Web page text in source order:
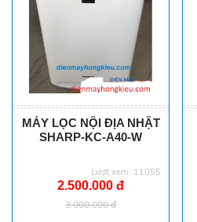
MÁY LỌC NỘI ĐỊA NHẬT
SHARP-KC-A40-W
Lượt xem: 11055
2.500.000 đ
3.000.000 đ